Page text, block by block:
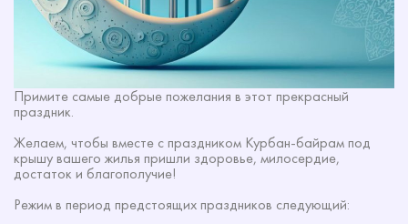
Примите самые добрые пожелания в этот прекрасный
праздник.
Желаем, чтобы вместе с праздником Курбан-байрам под
крышу вашего жилья пришли здоровье, милосердие,
достаток и благополучие!
Режим в период предстоящих праздников следующий: